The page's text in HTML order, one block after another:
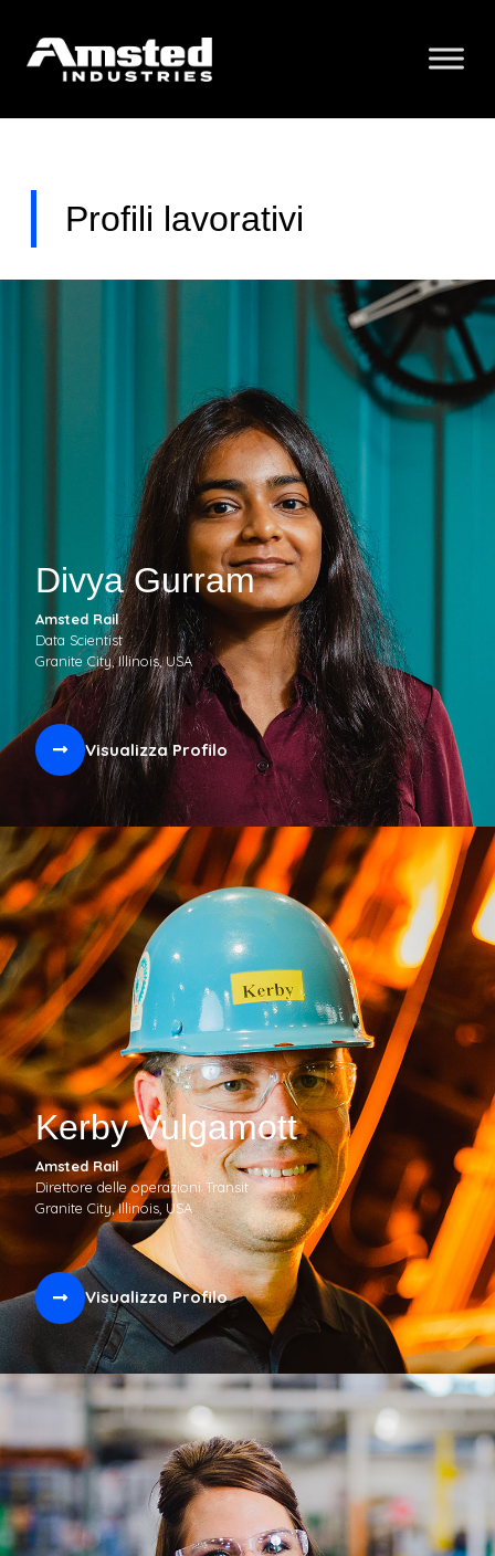
Profili lavorativi
Divya Gurram
Amsted Rail
Data Scientist
Granite City, Illinois, USA
Visualizza Profilo
Kerby Vulgamott
Amsted Rail
Direttore delle operazioni Transit
Granite City, Illinois, USA
Visualizza Profilo